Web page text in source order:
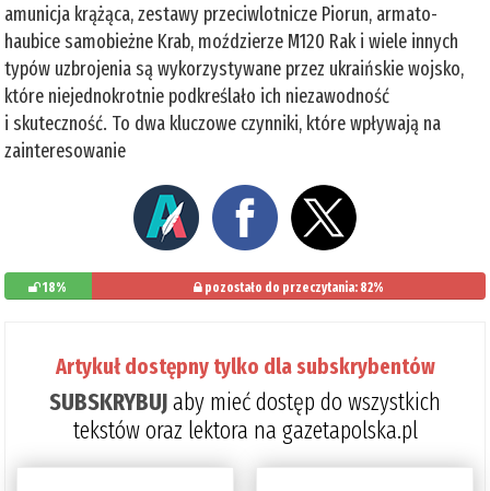
amunicja krążąca, zestawy przeciwlotnicze Piorun, armato-
haubice samobieżne Krab, moździerze M120 Rak i wiele innych
typów uzbrojenia są wykorzystywane przez ukraińskie wojsko,
które niejednokrotnie podkreślało ich niezawodność
i skuteczność. To dwa kluczowe czynniki, które wpływają na
zainteresowanie
18% pozostało do przeczytania: 82%
Artykuł dostępny tylko dla subskrybentów
SUBSKRYBUJaby mieć dostęp do wszystkich
tekstów oraz lektora na gazetapolska.pl